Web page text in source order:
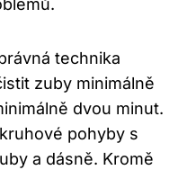
technika
zuby minimálně
dvou minut.
pohyby s
a dásně. Kromě